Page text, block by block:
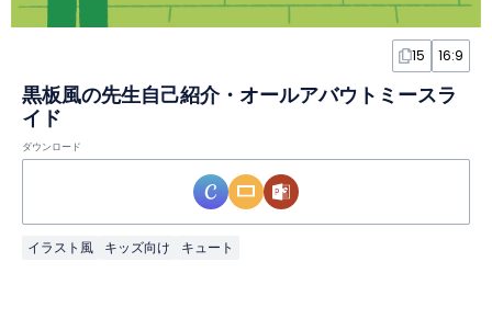
15 16:9
黒板風の先生自己紹介・オールアバウトミースラ
イド
ダウンロード
イラスト風 キッズ向け キュート